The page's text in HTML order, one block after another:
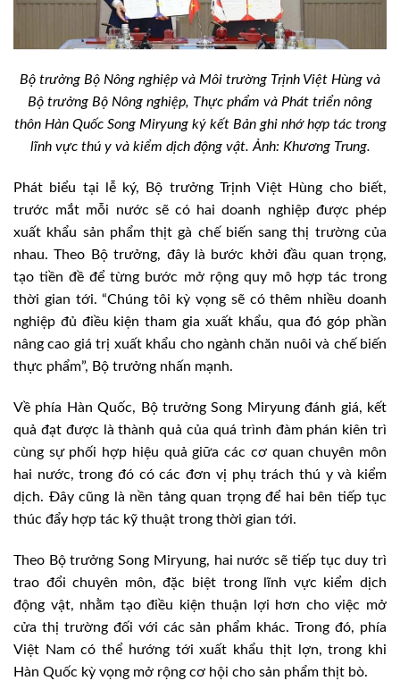
Bộ trưởng Bộ Nông nghiệp và Môi trường Trịnh Việt Hùng và
Bộ trưởng Bộ Nông nghiệp, Thực phẩm và Phát triển nông
thôn Hàn Quốc Song Miryung ký kết Bản ghi nhớ hợp tác trong
lĩnh vực thú y và kiểm dịch động vật. Ảnh: Khương Trung.
Phát biểu tại lễ ký, Bộ trưởng Trịnh Việt Hùng cho biết,
trước mắt mỗi nước sẽ có hai doanh nghiệp được phép
xuất khẩu sản phẩm thịt gà chế biến sang thị trường của
nhau. Theo Bộ trưởng, đây là bước khởi đầu quan trọng,
tạo tiền đề để từng bước mở rộng quy mô hợp tác trong
thời gian tới. “Chúng tôi kỳ vọng sẽ có thêm nhiều doanh
nghiệp đủ điều kiện tham gia xuất khẩu, qua đó góp phần
nâng cao giá trị xuất khẩu cho ngành chăn nuôi và chế biến
thực phẩm”, Bộ trưởng nhấn mạnh.
Về phía Hàn Quốc, Bộ trưởng Song Miryung đánh giá, kết
quả đạt được là thành quả của quá trình đàm phán kiên trì
cùng sự phối hợp hiệu quả giữa các cơ quan chuyên môn
hai nước, trong đó có các đơn vị phụ trách thú y và kiểm
dịch. Đây cũng là nền tảng quan trọng để hai bên tiếp tục
thúc đẩy hợp tác kỹ thuật trong thời gian tới.
Theo Bộ trưởng Song Miryung, hai nước sẽ tiếp tục duy trì
trao đổi chuyên môn, đặc biệt trong lĩnh vực kiểm dịch
động vật, nhằm tạo điều kiện thuận lợi hơn cho việc mở
cửa thị trường đối với các sản phẩm khác. Trong đó, phía
Việt Nam có thể hướng tới xuất khẩu thịt lợn, trong khi
Hàn Quốc kỳ vọng mở rộng cơ hội cho sản phẩm thịt bò.